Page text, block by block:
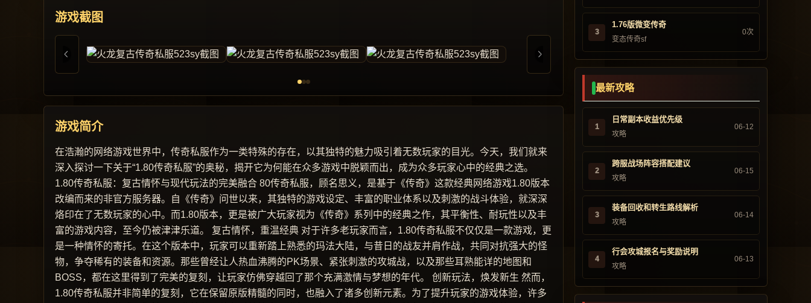
游戏截图
游戏简介
在浩瀚的网络游戏世界中，传奇私服作为一类特殊的存在，以其独特的魅力吸引着无数玩家的目光。今天，我们就来
深入探讨一下关于“1.80传奇私服”的奥秘，揭开它为何能在众多游戏中脱颖而出，成为众多玩家心中的经典之选。
1.80传奇私服：复古情怀与现代玩法的完美融合 80传奇私服，顾名思义，是基于《传奇》这款经典网络游戏1.80版本
改编而来的非官方服务器。自《传奇》问世以来，其独特的游戏设定、丰富的职业体系以及刺激的战斗体验，就深深
烙印在了无数玩家的心中。而1.80版本，更是被广大玩家视为《传奇》系列中的经典之作，其平衡性、耐玩性以及丰
富的游戏内容，至今仍被津津乐道。 复古情怀，重温经典 对于许多老玩家而言，1.80传奇私服不仅仅是一款游戏，更
是一种情怀的寄托。在这个版本中，玩家可以重新踏上熟悉的玛法大陆，与昔日的战友并肩作战，共同对抗强大的怪
物，争夺稀有的装备和资源。那些曾经让人热血沸腾的PK场景、紧张刺激的攻城战，以及那些耳熟能详的地图和
BOSS，都在这里得到了完美的复刻，让玩家仿佛穿越回了那个充满激情与梦想的年代。 创新玩法，焕发新生 然而，
1.80传奇私服并非简单的复刻，它在保留原版精髓的同时，也融入了诸多创新元素。为了提升玩家的游戏体验，许多
3
1.76版微变传奇
变态传奇sf
0次
最新攻略
1
日常副本收益优先级
攻略
06-12
2
跨服战场阵容搭配建议
攻略
06-15
3
装备回收和转生路线解析
攻略
06-14
4
行会攻城报名与奖励说明
攻略
06-13